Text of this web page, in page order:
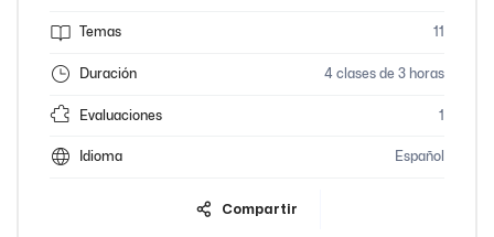
Temas 11
Duración 4 clases de 3 horas
Evaluaciones 1
Idioma Español
Compartir